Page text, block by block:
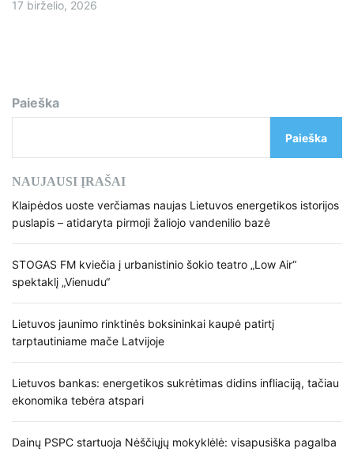
17 birželio, 2026
Paieška
Paieška
NAUJAUSI ĮRAŠAI
Klaipėdos uoste verčiamas naujas Lietuvos energetikos istorijos
puslapis – atidaryta pirmoji žaliojo vandenilio bazė
STOGAS FM kviečia į urbanistinio šokio teatro „Low Air“
spektaklį „Vienudu“
Lietuvos jaunimo rinktinės boksininkai kaupė patirtį
tarptautiniame mače Latvijoje
Lietuvos bankas: energetikos sukrėtimas didins infliaciją, tačiau
ekonomika tebėra atspari
Dainų PSPC startuoja Nėščiųjų mokyklėlė: visapusiška pagalba